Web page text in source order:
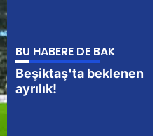
BU HABERE DE BAK
Beşiktaş'ta beklenen
ayrılık!